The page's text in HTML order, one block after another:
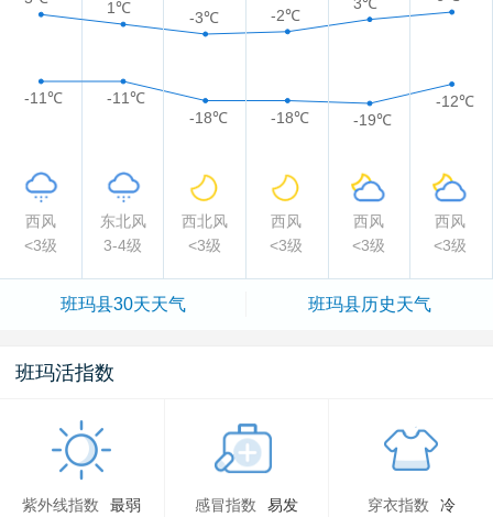
1℃
-3℃ -2℃
-11℃
-11℃
-18℃
-18℃ -19℃
-12℃
西风 东北风 西北风 西风 西风
西风
<3级
3-4级 <3级 <3级 <3级 <3级
班玛县30天天气 班玛县历史天气
班玛活指数
紫外线指数 最弱 感冒指数 易发 穿衣指数 冷